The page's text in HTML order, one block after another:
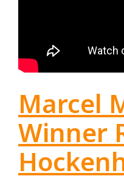
Marcel
Winner